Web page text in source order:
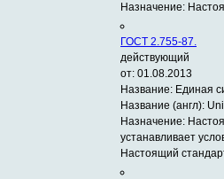
Назначение:
ГОСТ 2.755-87.
действующий
от: 01.08.2013
Название: Единая
Название (англ):
Назначение:
устанавливает
Настоящий